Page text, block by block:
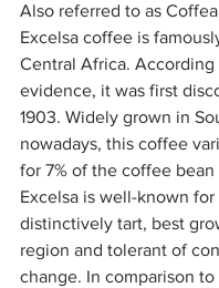
Also referred to as
Excelsa coffee is
Central Africa.
evidence, it was first
1903. Widely grown in
nowadays, this coffee
for 7% of the coffee
Excelsa is well-known for
distinctively tart, best
region and tolerant of
change. In comparison to